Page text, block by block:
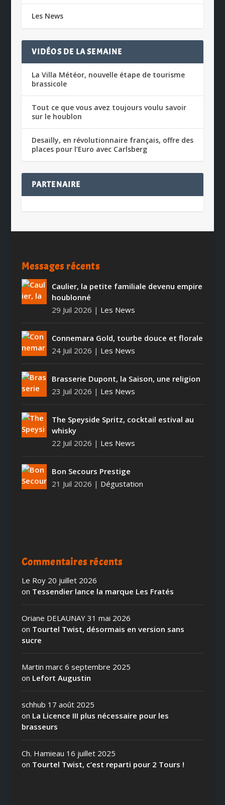
Les News
VIDÉOS DE LA SEMAINE
La Villa Météor, nouvelle étape de tourisme
brassicole
Tout ce que vous avez toujours voulu savoir
sur le houblon
Desailly, en révolutionnaire français, offre des
places pour l’Euro avec Carlsberg
PARTENAIRE
Messages récents
Caulier, la petite familiale devenu empire
houblonné
29 Juil 2026 | Les News
Connemara Gold, tourbe douce et florale
24 Juil 2026 | Les News
Brasserie Dupont, la Saison, une religion
23 Juil 2026 | Les News
The Speyside Spritz, cocktail estival au
whisky
22 Juil 2026 | Les News
Bon Secours Prestige
21 Juil 2026 | Dégustation
Commentaires récents
Le Roy 20 juillet 2026
on Tessendier lance la marque Les Fratés
Oriane DELAUNAY 31 mai 2026
on Tourtel Twist, désormais en version sans
sucre
Martin marc 6 septembre 2025
on Lefort Augustin
schhub 17 août 2025
on La Licence III plus nécessaire pour les
brasseurs
Ch. Hamieau 16 juillet 2025
on Tourtel Twist, c’est reparti pour 2 Tours !